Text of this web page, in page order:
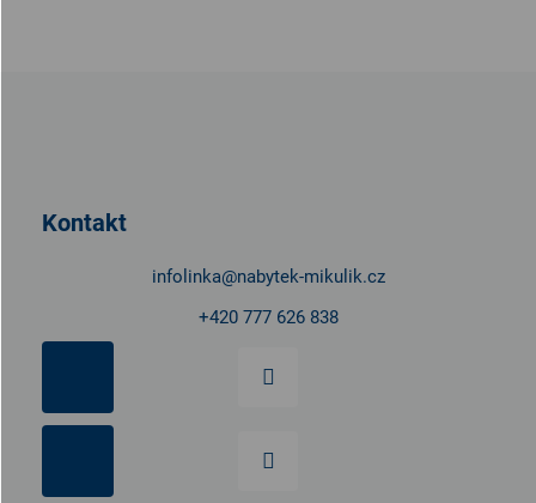
Kontakt
infolinka@nabytek-mikulik.cz
+420 777 626 838